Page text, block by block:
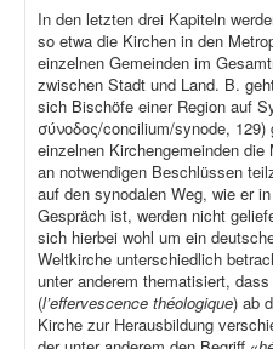
In den letzten drei Kapiteln
so etwa die Kirchen in den
einzelnen Gemeinden im
zwischen Stadt und Land. B.
sich Bischöfe einer Region auf
σύνοδος/concilium/synode, 129)
einzelnen Kirchengemeinden
an notwendigen Beschlüssen
auf den synodalen Weg, wie er
Gespräch ist, werden nicht
sich hierbei wohl um ein
Weltkirche unterschiedlich
unter anderem thematisiert,
(l’effervescence théologique) ab
Kirche zur Herausbildung